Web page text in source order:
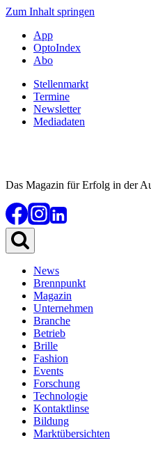
Zum Inhalt springen
App
OptoIndex
Abo
Stellenmarkt
Termine
Newsletter
Mediadaten
Das Magazin für Erfolg in der
News
Brennpunkt
Magazin
Unternehmen
Branche
Betrieb
Brille
Fashion
Events
Forschung
Technologie
Kontaktlinse
Bildung
Marktübersichten